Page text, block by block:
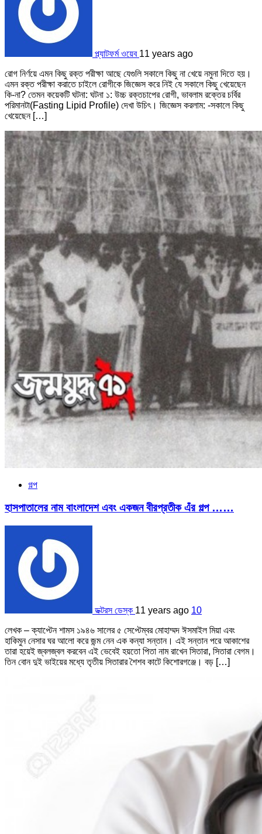
প্ল্যাটফর্ম ওয়েব 11 years ago
রোগ নির্ণয়ে এমন কিছু রক্ত পরীক্ষা আছে যেগুলি সকালে কিছু না খেয়ে নমুনা দিতে হয়।
এমন রক্ত পরীক্ষা করাতে চাইলে রোগীকে জিজ্ঞেস করে নিই যে সকালে কিছু খেয়েছেন
কি-না? তেমন কয়েকটি ঘটনা: ঘটনা ১: উচ্চ রক্তচাপের রোগী, ভাবলাম রক্তের চর্বির
পরিমানটা(Fasting Lipid Profile) দেখা উচিৎ। জিজ্ঞেস করলাম: -সকালে কিছু
খেয়েছেন […]
গল্প
হাসপাতালের নাম বাংলাদেশ এবং একজন বীরপ্রতীক এঁর গল্প ……
ডক্টরস ডেস্ক 11 years ago 10
লেখক – ক্যাপ্টেন শামস ১৯৪৬ সালের ৫ সেপ্টেম্বর মোহাম্মদ ঈসমাইল মিয়া এবং
হাকিমুন নেসার ঘর আলো করে জন্ম নেন এক কন্যা সন্তান। এই সন্তান পরে আকাশের
তারা হয়েই জ্বলজ্বল করবেন এই ভেবেই হয়তো পিতা নাম রাখেন সিতারা, সিতারা বেগম।
তিন বোন দুই ভাইয়ের মধ্যে তৃতীয় সিতারার শৈশব কাটে কিশোরগঞ্জে। বড় […]